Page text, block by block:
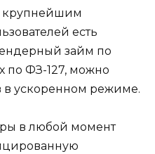
крупнейшим
есть
займ по
по ФЗ-127, можно
ускоренном режиме.
в любой момент